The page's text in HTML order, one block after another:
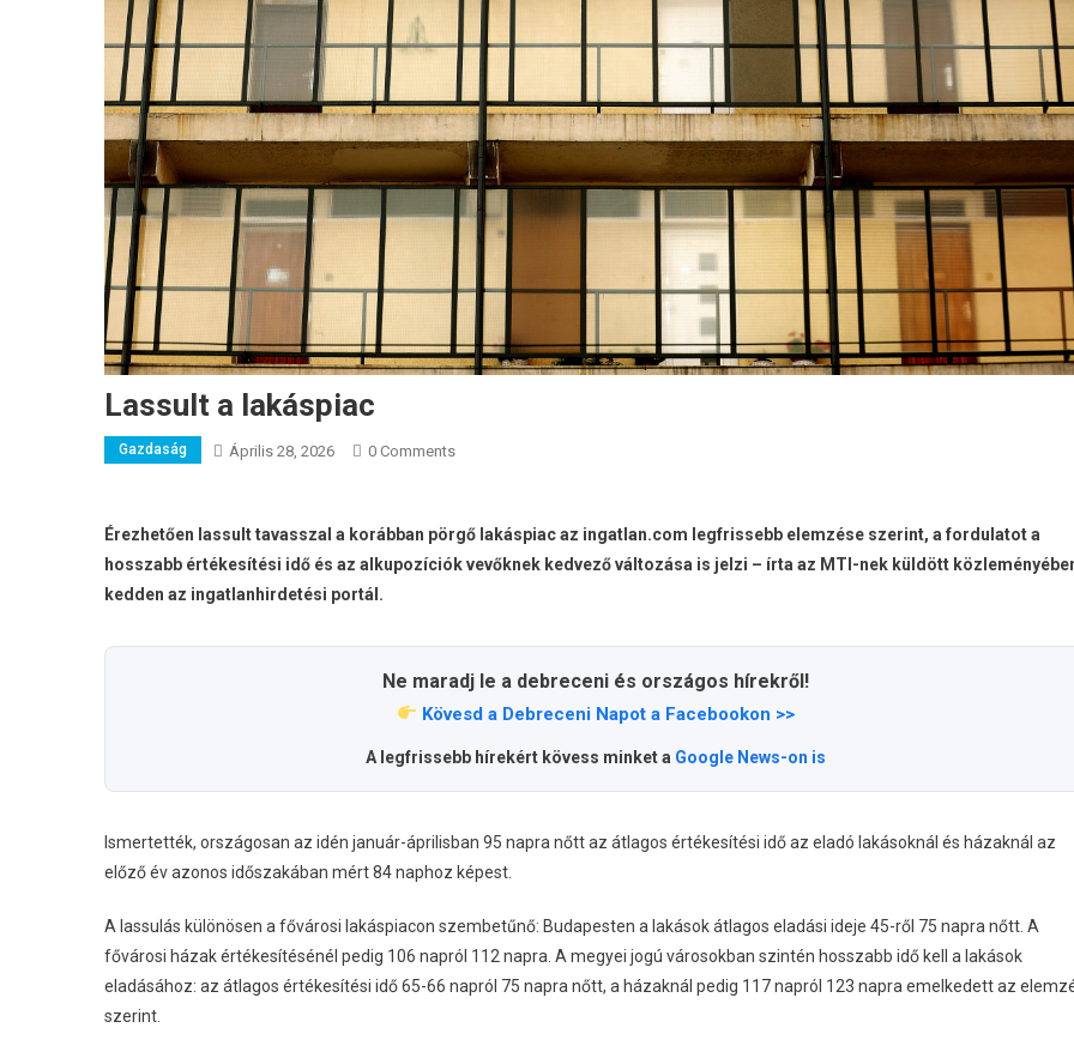
Lassult a lakáspiac
Gazdaság Április 28, 2026 0 Comments
Érezhetően lassult tavasszal a korábban pörgő lakáspiac az ingatlan.com legfrissebb elemzése szerint, a fordulatot a
hosszabb értékesítési idő és az alkupozíciók vevőknek kedvező változása is jelzi – írta az MTI-nek küldött
kedden az ingatlanhirdetési portál.
Ne maradj le a debreceni és országos hírekről!
Kövesd a Debreceni Napot a Facebookon >>
A legfrissebb hírekért kövess minket a Google News-on is
Ismertették, országosan az idén január-áprilisban 95 napra nőtt az átlagos értékesítési idő az eladó lakásoknál és házaknál az
előző év azonos időszakában mért 84 naphoz képest.
A lassulás különösen a fővárosi lakáspiacon szembetűnő: Budapesten a lakások átlagos eladási ideje 45-ről 75 napra nőtt. A
fővárosi házak értékesítésénél pedig 106 napról 112 napra. A megyei jogú városokban szintén hosszabb idő kell a lakások
eladásához: az átlagos értékesítési idő 65-66 napról 75 napra nőtt, a házaknál pedig 117 napról 123 napra emelkedett az
szerint.